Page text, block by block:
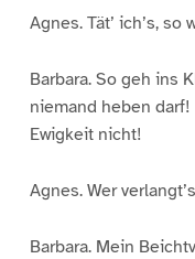
Agnes. Tät’ ich’s,
Barbara. So geh ins
niemand heben
Ewigkeit nicht!
Agnes. Wer
Barbara. Mein